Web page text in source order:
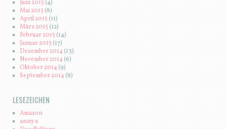
Juni 2015 (4)
Mai 2015(8)
April 2015 (11)
März 2015(12)
Februar 2015 (14)
Januar 2015 (17)
Dezember 2014(13)
November 2014(6)
Oktober 2014(9)
September 2014(8)
LESEZEICHEN
Amazon
anny x